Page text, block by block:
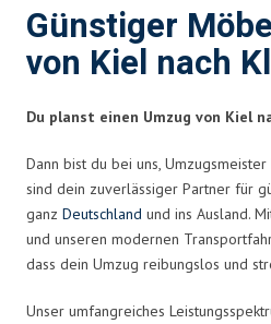
Günstiger
von Kiel nach
Du planst einen Umzug von Kiel
Dann bist du bei uns,
sind dein zuverlässiger Partner für
ganz Deutschland und ins Ausland.
und unseren modernen
dass dein Umzug reibungslos und
Unser umfangreiches